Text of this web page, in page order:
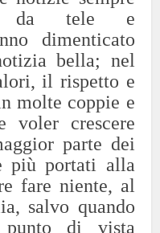
da tele e
dimenticato
bella; nel
il rispetto e
molte coppie e
voler crescere
parte dei
più portati alla
fare niente, al
salvo quando
punto di vista